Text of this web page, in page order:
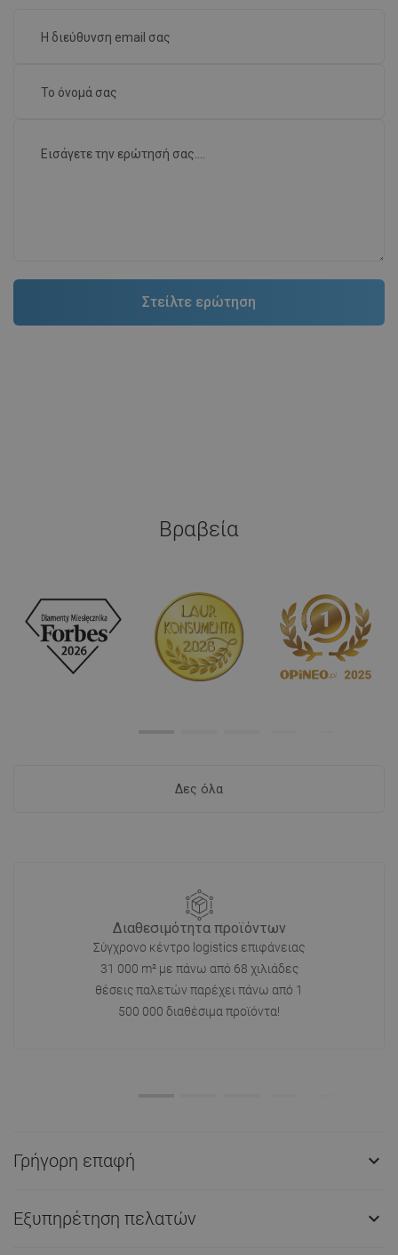
Βραβεία
Δες όλα
Διαθεσιμότητα προϊόντων
Σύγχρονο κέντρο logistics επιφάνειας
31 000 m² με πάνω από 68 χιλιάδες
θέσεις παλετών παρέχει πάνω από 1
500 000 διαθέσιμα προϊόντα!
Γρήγορη επαφή 
Εξυπηρέτηση πελατών 